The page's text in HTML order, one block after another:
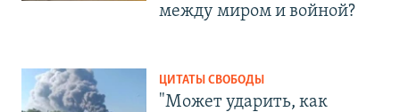
между миром и войной?
ЦИТАТЫ СВОБОДЫ
"Может ударить, как